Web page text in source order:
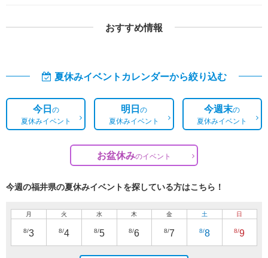
おすすめ情報
夏休みイベントカレンダーから絞り込む
今日の
夏休みイベント
明日の
夏休みイベント
今週末の
夏休みイベント
お盆休みのイベント
今週の福井県の夏休みイベントを探している方はこちら！
月
8/3
火
8/4
水
8/5
木
8/6
金
8/7
土
8/8
日
8/9